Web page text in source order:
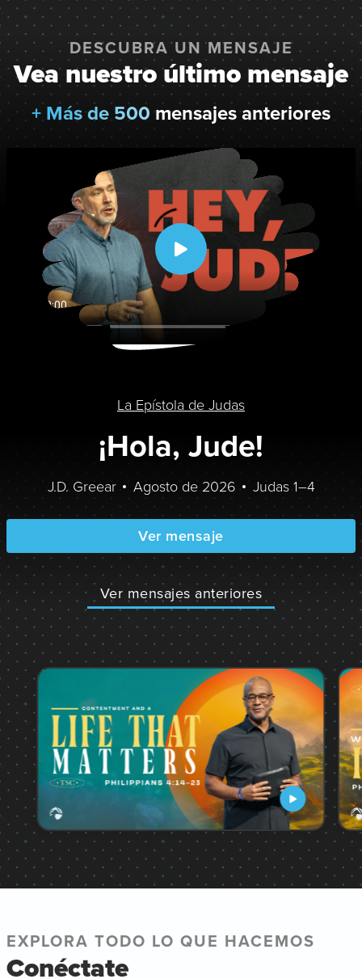
u
n
c
m
p
u
DESCUBRA UN MENSAJE
Vea nuestro último mensaje
+ Más de 500mensajes anteriores
La Epístola de Judas
¡Hola, Jude!
J.D. Greear Agosto de 2026 Judas 1–4
Ver mensaje
Ver mensajes anteriores
EXPLORA TODO LO QUE HACEMOS
Conéctate